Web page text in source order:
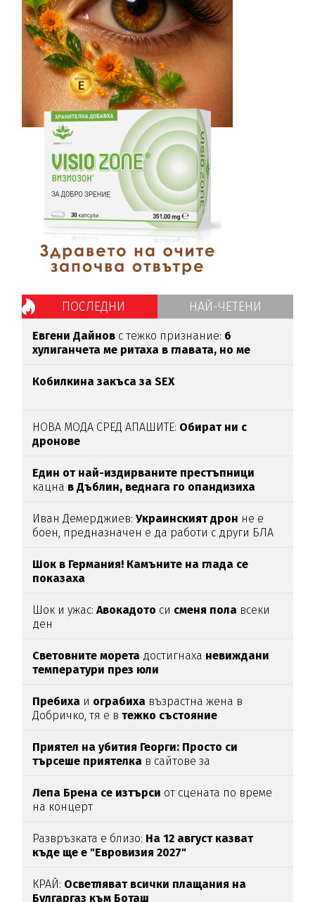
ПОСЛЕДНИ НАЙ-ЧЕТЕНИ
Евгени Дайнов с тежко признание: 6
хулиганчета ме ритаха в главата, но ме
Кобилкина закъса за SEX
НОВА МОДА СРЕД АПАШИТЕ: Обират ни с
дронове
Един от най-издирваните престъпници
кацна в Дъблин, веднага го опандизиха
Иван Демерджиев:Украинският дрон не е
боен, предназначен е да работи с други БЛА
Шок в Германия! Камъните на глада се
показаха
Шок и ужас:Авокадото си сменя пола всеки
ден
Световните морета достигнаха невиждани
температури през юли
Пребиха и ограбиха възрастна жена в
Добричко, тя е втежко състояние
Приятел на убития Георги: Просто си
търсеше приятелка в сайтове за
Лепа Брена се изтърси от сцената по време
на концерт
Развръзката е близо: На 12 август казват
къде ще е "Евровизия 2027"
КРАЙ: Осветляват всички плащания на
Булгаргаз към Боташ